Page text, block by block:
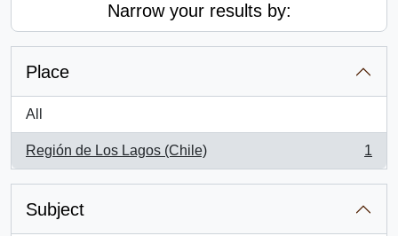
Narrow your results by:
Place
All
Región de Los Lagos (Chile)
, 1 results
1
Subject